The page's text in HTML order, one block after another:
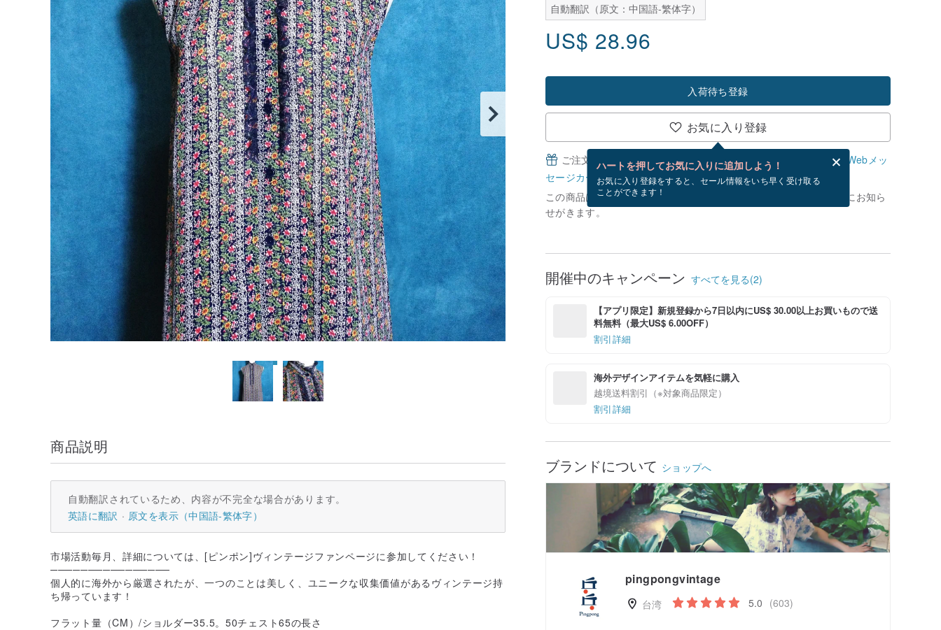
自動翻訳（原文：中国語-繁体字）
US$ 28.96
入荷待ち登録
お気に入り登録
ハートを押してお気に入りに追加しよう！
お気に入り登録をすると、セール情報をいち早く受け取る
ことができます！
ご注文完了後、無料でWebメッセージカードを作成できます。
Webメッ
セージカードとは？
この商品は現在在庫がありません。 [ 入荷待ち ] を押すと、優先的にお知ら
せがきます。
開催中のキャンペーン すべてを見る(2)
【アプリ限定】新規登録から7日以内にUS$ 30.00以上お買いもので送
料無料（最大US$ 6.00OFF）
割引詳細
海外デザインアイテムを気軽に購入
越境送料割引（※対象商品限定）
割引詳細
ブランドについて ショップへ
pingpongvintage
台湾 5.0 (603)
商品説明
自動翻訳されているため、内容が不完全な場合があります。
英語に翻訳
原文を表示（中国語-繁体字）
市場活動毎月、詳細については、[ピンポン]ヴィンテージファンページに参加してください！
────────────────
個人的に海外から厳選されたが、一つのことは美しく、ユニークな収集価値があるヴィンテージ持
ち帰っています！
フラット量（CM）/ショルダー35.5。50チェスト65の長さ